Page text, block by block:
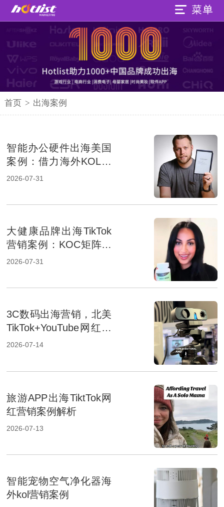
首页 > 出海案例
智能办公硬件出海美国
案例：借力海外KOL矩
阵，斩获超240万精准
2026-07-31
大健康品牌出海TikTok
营销案例：KOC矩阵精
准种草，撬动北美超高
2026-07-31
3C数码出海营销，北美
TikTok+YouTube网红种
草案例
2026-07-14
旅游APP出海TiktTok网
红营销案例解析
2026-07-13
智能宠物空气净化器海
外kol营销案例